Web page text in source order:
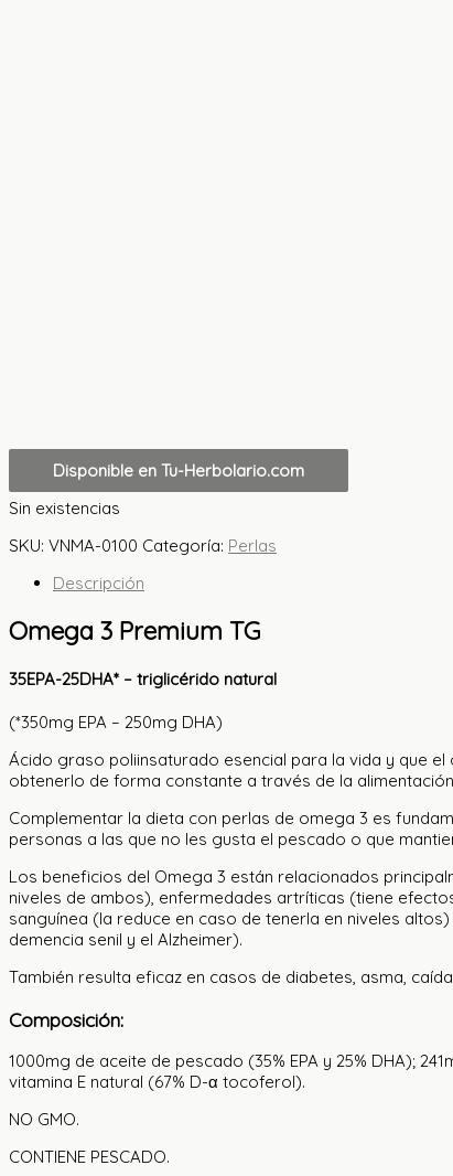
Disponible en Tu-Herbolario.com
Sin existencias
SKU: VNMA-0100 Categoría: Perlas
Descripción
Omega 3 Premium TG
35EPA-25DHA* – triglicérido natural
(*350mg EPA – 250mg DHA)
Ácido graso poliinsaturado esencial para la vida y que
obtenerlo de forma constante a través de la
Complementar la dieta con perlas de omega 3 es
personas a las que no les gusta el pescado o que
Los beneficios del Omega 3 están relacionados
niveles de ambos), enfermedades artríticas (tiene
sanguínea (la reduce en caso de tenerla en niveles
demencia senil y el Alzheimer).
También resulta eficaz en casos de diabetes, asma,
Composición:
1000mg de aceite de pescado (35% EPA y 25% DHA);
vitamina E natural (67% D-α tocoferol).
NO GMO.
CONTIENE PESCADO.